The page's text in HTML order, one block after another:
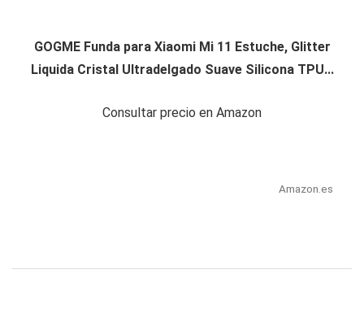
GOGME Funda para Xiaomi Mi 11 Estuche, Glitter
Liquida Cristal Ultradelgado Suave Silicona TPU...
Consultar precio en Amazon
Amazon.es